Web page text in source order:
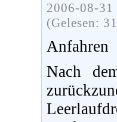
2006-08-
(Gelesen:
Anfahren
Nach